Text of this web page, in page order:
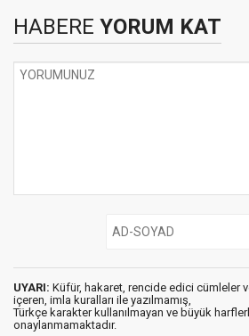
HABERE YORUM KAT
UYARI: Küfür, hakaret, rencide edici cümleler
içeren, imla kuralları ile yazılmamış,
Türkçe karakter kullanılmayan ve büyük
onaylanmamaktadır.